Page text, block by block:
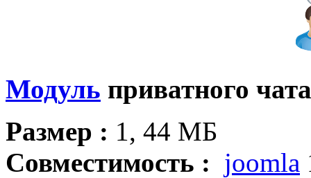
Модуль приватного
Размер : 1, 44 МБ
Совместимость : joomla